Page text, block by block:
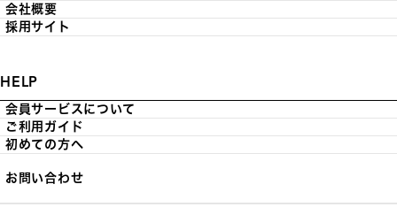
会社概要
採用サイト
HELP
会員サービスについて
ご利用ガイド
初めての方へ
お問い合わせ